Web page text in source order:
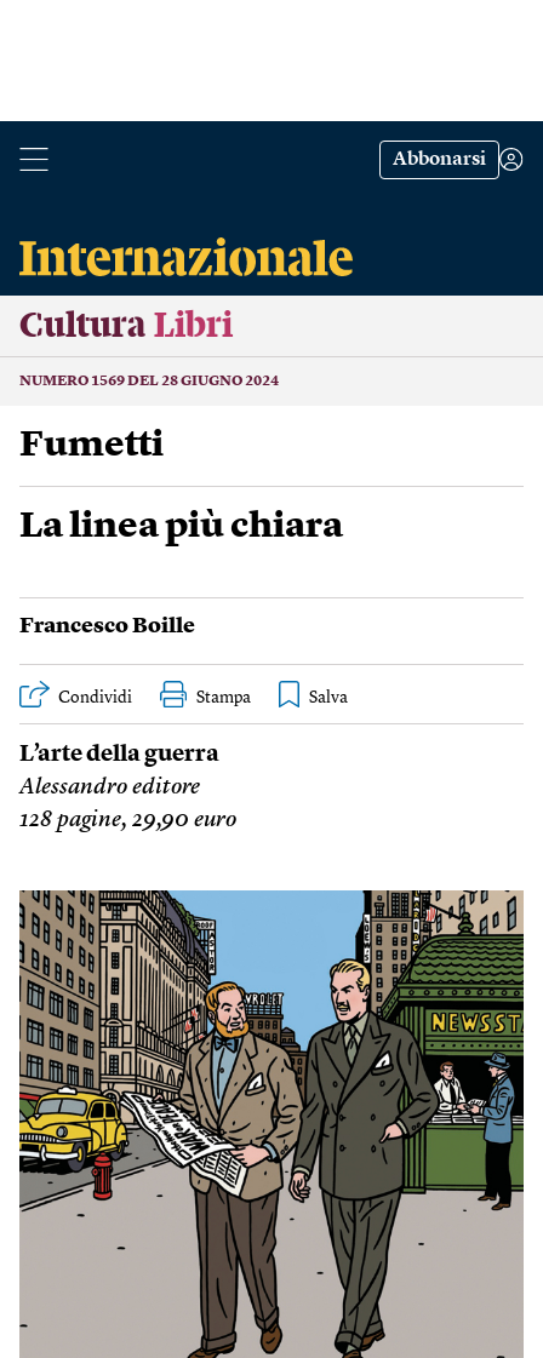
Abbonarsi
Cultura Libri
NUMERO 1569 DEL 28 GIUGNO 2024
Fumetti
La linea più chiara
Francesco Boille
Condividi Stampa
L’arte della guerra
Alessandro editore
128 pagine, 29,90 euro